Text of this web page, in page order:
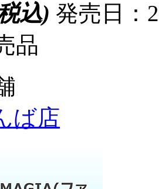
込) 発売日：
品
ば店